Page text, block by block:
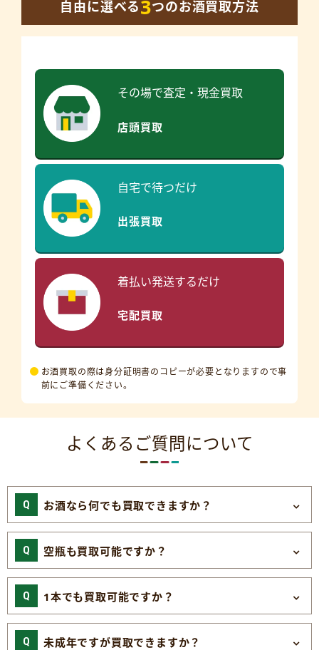
自由に選べる3つのお酒買取方法
その場で査定・現金買取
店頭買取
自宅で待つだけ
出張買取
着払い発送するだけ
宅配買取
お酒買取の際は身分証明書のコピーが必要となりますので事
前にご準備ください。
よくあるご質問について
お酒なら何でも買取できますか？
空瓶も買取可能ですか？
1本でも買取可能ですか？
未成年ですが買取できますか？